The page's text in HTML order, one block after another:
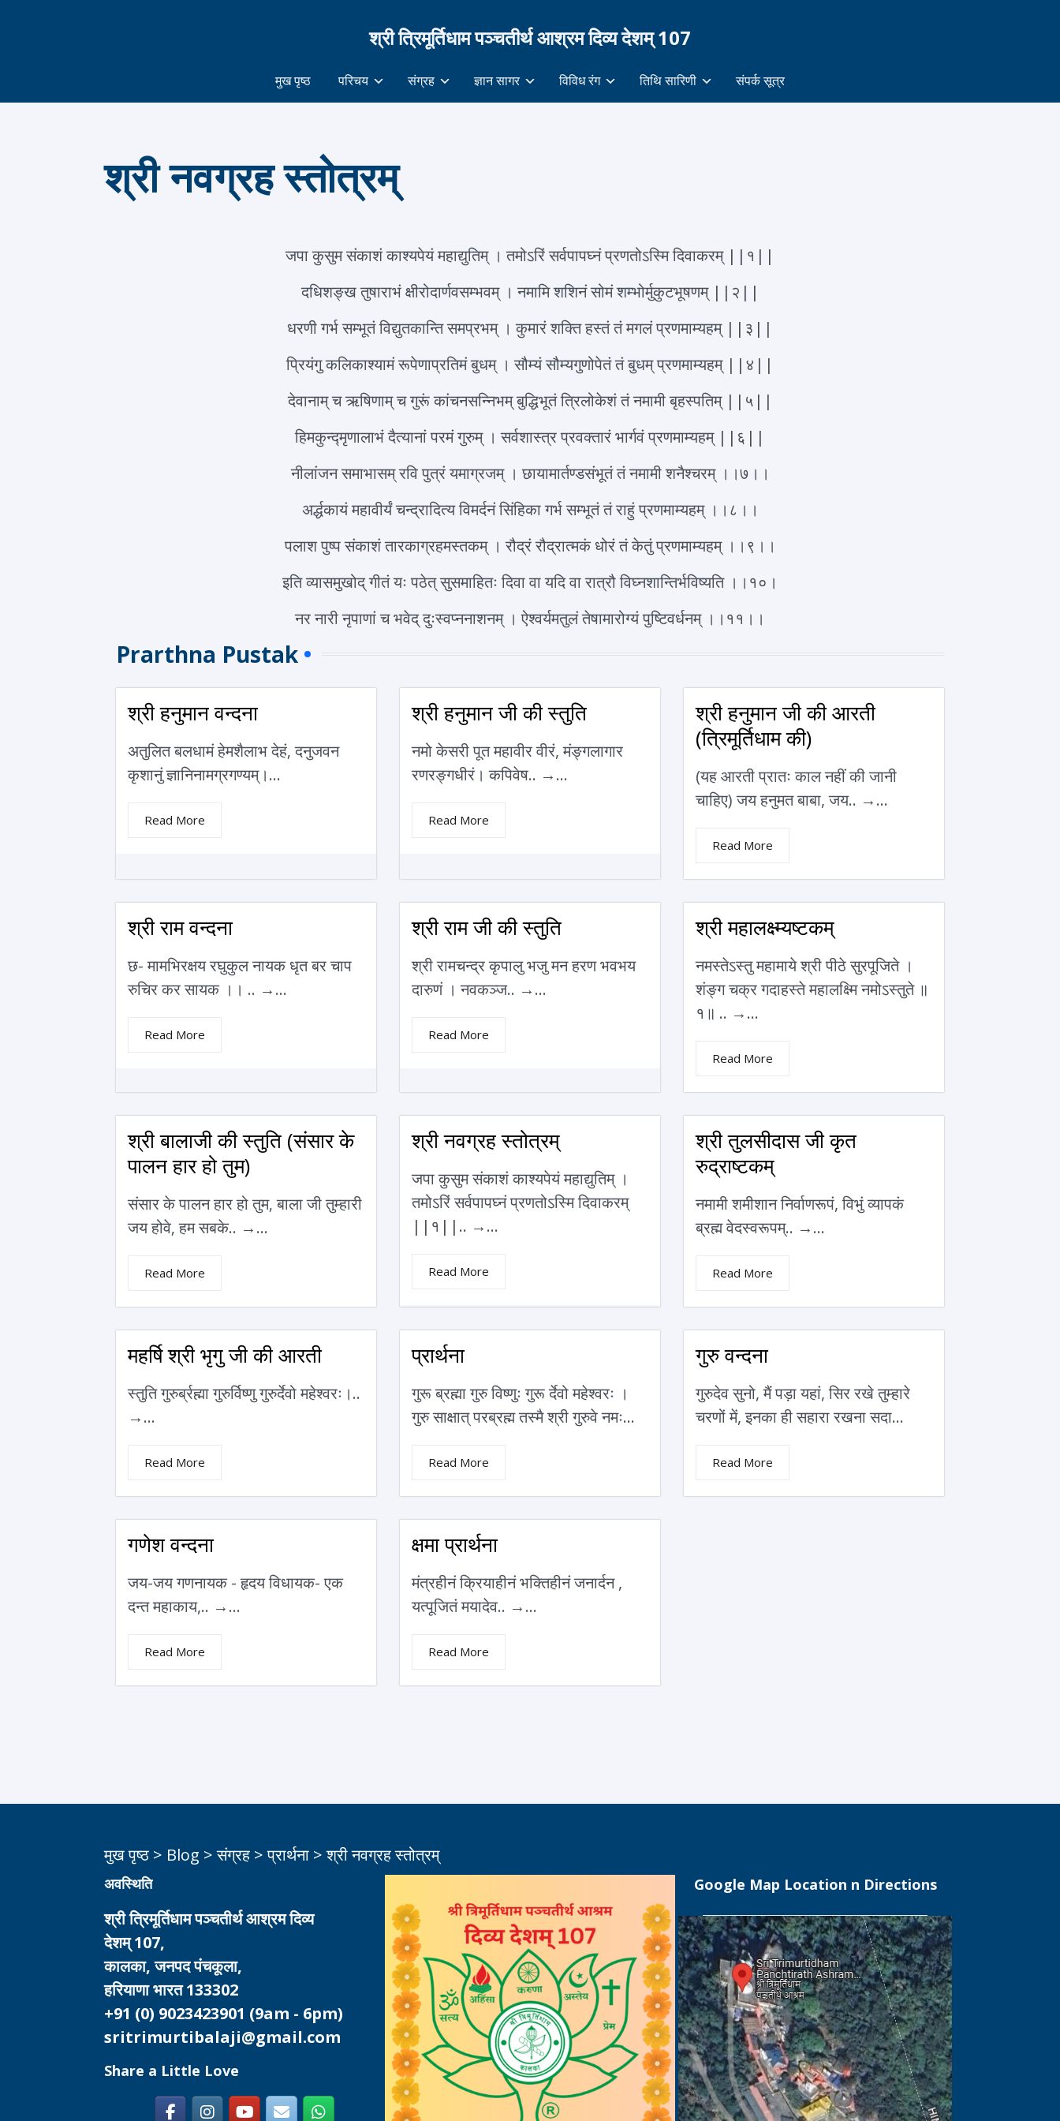
श्री त्रिमूर्तिधाम पञ्चतीर्थ आश्रम दिव्य देशम् 107
मुख पृष्ठ परिचय संग्रह ज्ञान सागर विविध रंग तिथि सारिणी संपर्क सूत्र
श्री नवग्रह स्तोत्रम्
जपा कुसुम संकाशं काश्यपेयं महाद्युतिम् । तमोऽरिं सर्वपापघ्नं प्रणतोऽस्मि दिवाकरम् ||१||
दधिशङ्ख तुषाराभं क्षीरोदार्णवसम्भवम् । नमामि शशिनं सोमं शम्भोर्मुकुटभूषणम् ||२||
धरणी गर्भ सम्भूतं विद्युतकान्ति समप्रभम् । कुमारं शक्ति हस्तं तं मगलं प्रणमाम्यहम् ||३||
प्रियंगु कलिकाश्यामं रूपेणाप्रतिमं बुधम् । सौम्यं सौम्यगुणोपेतं तं बुधम् प्रणमाम्यहम् ||४||
देवानाम् च ऋषिणाम् च गुरूं कांचनसन्निभम् बुद्धिभूतं त्रिलोकेशं तं नमामी बृहस्पतिम् ||५||
हिमकुन्द्मृणालाभं दैत्यानां परमं गुरुम् । सर्वशास्त्र प्रवक्तारं भार्गवं प्रणमाम्यहम् ||६||
नीलांजन समाभासम् रवि पुत्रं यमाग्रजम् । छायामार्तण्डसंभूतं तं नमामी शनैश्चरम् ।।७।।
अर्द्धकायं महावीर्यं चन्द्रादित्य विमर्दनं सिंहिका गर्भ सम्भूतं तं राहुं प्रणमाम्यहम् ।।८।।
पलाश पुष्प संकाशं तारकाग्रहमस्तकम् । रौद्रं रौद्रात्मकं धोरं तं केतुं प्रणमाम्यहम् ।।९।।
इति व्यासमुखोद् गीतं यः पठेत् सुसमाहितः दिवा वा यदि वा रात्रौ विघ्नशान्तिर्भविष्यति ।।१०।
नर नारी नृपाणां च भवेद् दुःस्वप्ननाशनम् । ऐश्वर्यमतुलं तेषामारोग्यं पुष्टिवर्धनम् ।।११।।
Prarthna Pustak
श्री हनुमान वन्दना
अतुलित बलधामं हेमशैलाभ देहं‚ दनुजवन
कृशानुं ज्ञानिनामग्रगण्यम्।...
Read More
श्री हनुमान जी की स्तुति
नमो केसरी पूत महावीर वीरं, मंङ्गलागार
रणरङ्गधीरं। कपिवेष.. →...
Read More
श्री हनुमान जी की आरती
(त्रिमूर्तिधाम की)
(यह आरती प्रातः काल नहीं की जानी
चाहिए) जय हनुमत बाबा, जय.. →...
Read More
श्री राम वन्दना
छ- मामभिरक्षय रघुकुल नायक धृत बर चाप
रुचिर कर सायक ।। .. →...
Read More
श्री राम जी की स्तुति
श्री रामचन्द्र कृपालु भजु मन हरण भवभय
दारुणं । नवकञ्ज.. →...
Read More
श्री महालक्ष्म्यष्टकम्
नमस्तेऽस्तु महामाये श्री पीठे सुरपूजिते ।
शंङ्ग चक्र गदाहस्ते महालक्ष्मि नमोऽस्तुते ॥
१॥ .. →...
Read More
श्री बालाजी की स्तुति (संसार के
पालन हार हो तुम)
संसार के पालन हार हो तुम‚ बाला जी तुम्हारी
जय होवे‚ हम सबके.. →...
Read More
श्री नवग्रह स्तोत्रम्
जपा कुसुम संकाशं काश्यपेयं महाद्युतिम् ।
तमोऽरिं सर्वपापघ्नं प्रणतोऽस्मि दिवाकरम्
||१||.. →...
Read More
श्री तुलसीदास जी कृत
रुद्राष्टकम्
नमामी शमीशान निर्वाणरूपं, विभुं व्यापकं
ब्रह्म वेदस्वरूपम्.. →...
Read More
महर्षि श्री भृगु जी की आरती
स्तुति गुरुर्ब्रह्मा गुरुर्विष्णु गुरुर्देवो महेश्वरः।..
→...
Read More
प्रार्थना
गुरू ब्रह्मा गुरु विष्णुः गुरू र्देवो महेश्वरः ।
गुरु साक्षात् परब्रह्म तस्मै श्री गुरुवे नमः...
Read More
गुरु वन्दना
गुरुदेव सुनो, मैं पड़ा यहां, सिर रखे तुम्हारे
चरणों में, इनका ही सहारा रखना सदा...
Read More
गणेश वन्दना
जय-जय गणनायक - हृदय विधायक- एक
दन्त महाकाय,.. →...
Read More
क्षमा प्रार्थना
मंत्रहीनं क्रियाहीनं भक्तिहीनं जनार्दन ,
यत्पूजितं मयादेव.. →...
Read More
मुख पृष्ठ > Blog >संग्रह >प्रार्थना >श्री नवग्रह स्तोत्रम्
अवस्थिति
श्री त्रिमूर्तिधाम पञ्चतीर्थ आश्रम दिव्य
देशम् 107,
कालका, जनपद पंचकूला,
हरियाणा भारत 133302
+91 (0) 9023423901 (9am - 6pm)
sritrimurtibalaji@gmail.com
Share a Little Love
Google Map Location n Directions